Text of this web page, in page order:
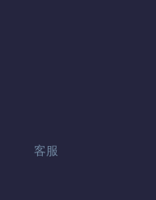
客服